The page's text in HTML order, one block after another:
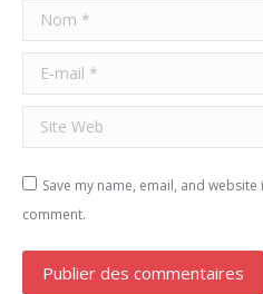
Nom *
E-mail *
Site Web
Save my name, email, and
comment.
Publier des commentaires